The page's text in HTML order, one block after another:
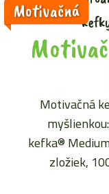
Motivačná
kefka®
zložiek,
Motivačná